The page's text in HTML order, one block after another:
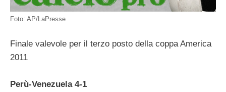
Foto: AP/LaPresse
Finale valevole per il terzo posto della coppa America
2011
Perù-Venezuela 4-1